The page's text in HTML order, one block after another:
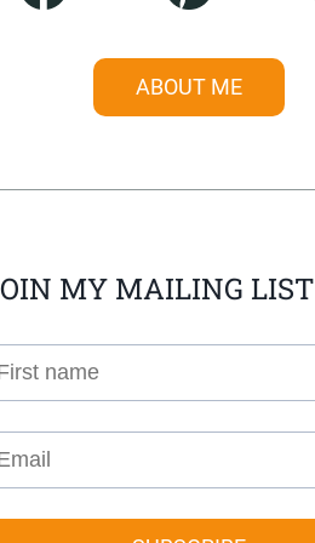
ABOUT ME
MY MAILING LIST